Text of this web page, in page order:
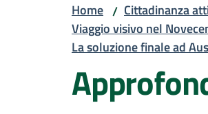
Home / Cittadinanza
Viaggio visivo nel
La soluzione finale ad